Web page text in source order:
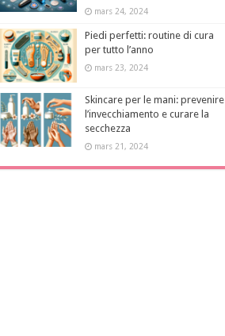
mars 24, 2024
Piedi perfetti: routine di cura
per tutto l’anno
mars 23, 2024
Skincare per le mani: prevenire
l’invecchiamento e curare la
secchezza
mars 21, 2024